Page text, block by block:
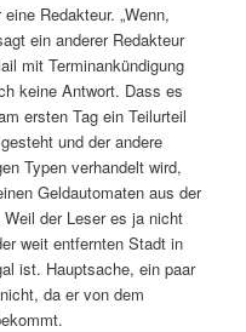
Redakteur. „Wenn,
ein anderer Redakteur
mit Terminankündigung
keine Antwort. Dass es
ersten Tag ein Teilurteil
und der andere
Typen verhandelt wird,
Geldautomaten aus der
der Leser es ja nicht
weit entfernten Stadt in
ist. Hauptsache, ein paar
da er von dem